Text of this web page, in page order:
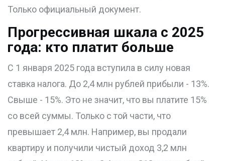
Только официальный документ.
Прогрессивная шкала с 2025
года: кто платит больше
С 1 января 2025 года вступила в силу новая
ставка налога. До 2,4 млн рублей прибыли - 13%.
Свыше - 15%. Это не значит, что вы платите 15%
со всей суммы. Только с той части, что
превышает 2,4 млн. Например, вы продали
квартиру и получили чистый доход 3,2 млн